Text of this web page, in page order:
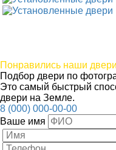
Понравились наши
Подбор двери по
Это самый быстрый
двери на Земле.
8 (000) 000-00-00
Ваше имя